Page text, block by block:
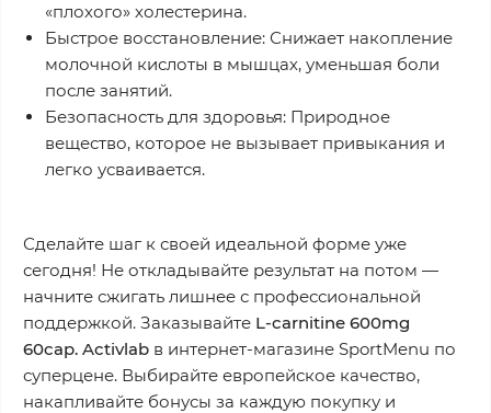
«плохого» холестерина.
Быстрое восстановление: Снижает накопление
молочной кислоты в мышцах, уменьшая боли
после занятий.
Безопасность для здоровья: Природное
вещество, которое не вызывает привыкания и
легко усваивается.
Сделайте шаг к своей идеальной форме уже
сегодня! Не откладывайте результат на потом —
начните сжигать лишнее с профессиональной
поддержкой. Заказывайте L-carnitine 600mg
60cap. Activlab в интернет-магазине SportMenu по
суперцене. Выбирайте европейское качество,
накапливайте бонусы за каждую покупку и